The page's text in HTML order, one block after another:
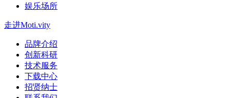
娱乐场所
走进Moti.vity
品牌介绍
创新科研
技术服务
下载中心
招贤纳士